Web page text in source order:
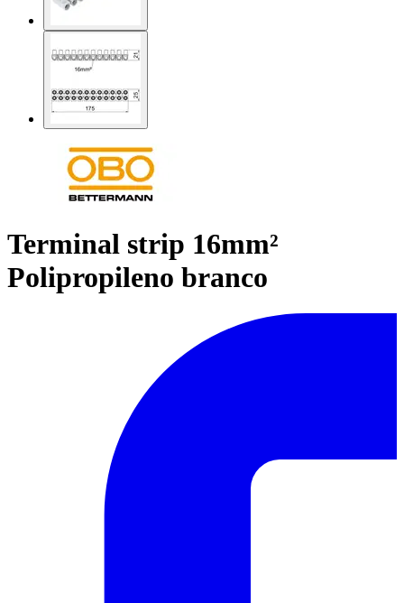
Terminal strip 16mm²
Polipropileno branco